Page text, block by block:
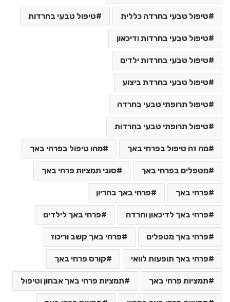
טיפול טבעי בחרדה כללית טיפול טבעי בחרדות
טיפול טבעי בחרדות ודיכאון
טיפול טבעי בחרדות ילדים
טיפול טבעי בחרדת ביצוע
טיפול תרופתי טבעי בחרדה
טיפול תרופתי טבעי בחרדות
מה זה טיפול בפרחי באך מהו טיפול בפרחי באך
מטפלים בפרחי באך סוגי תמציות פרחי באך
פרחי באך פרחי באך בהריון
פרחי באך לדיכאון וחרדה פרחי באך לילדים
פרחי באך מטפלים פרחי באך קשב וריכוז
פרחי באך תופעות לוואי קורס פרחי באך
תמציות פרחי באך תמציות פרחי באך אבחון וטיפול